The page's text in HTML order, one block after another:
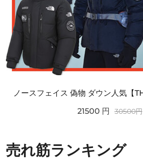
21500 円 30500円
売れ筋ランキング